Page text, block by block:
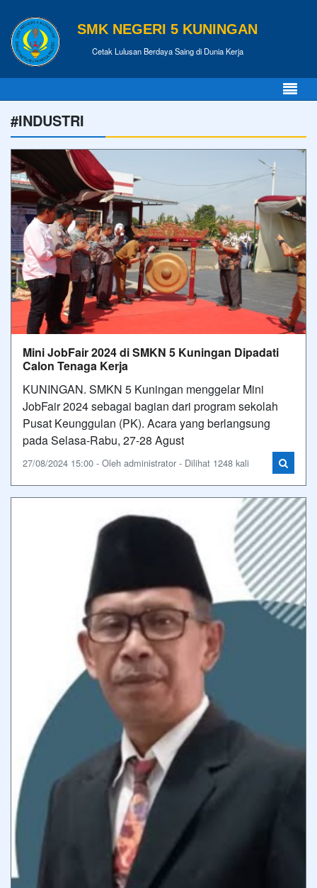
SMK NEGERI 5 KUNINGAN
Cetak Lulusan Berdaya Saing di Dunia Kerja
#INDUSTRI
Mini JobFair 2024 di SMKN 5 Kuningan Dipadati
Calon Tenaga Kerja
KUNINGAN. SMKN 5 Kuningan menggelar Mini
JobFair 2024 sebagai bagian dari program sekolah
Pusat Keunggulan (PK). Acara yang berlangsung
pada Selasa-Rabu, 27-28 Agust
27/08/2024 15:00 - Oleh administrator - Dilihat 1248 kali